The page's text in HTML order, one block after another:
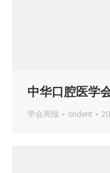
中华口腔医学
学会周报 cndent